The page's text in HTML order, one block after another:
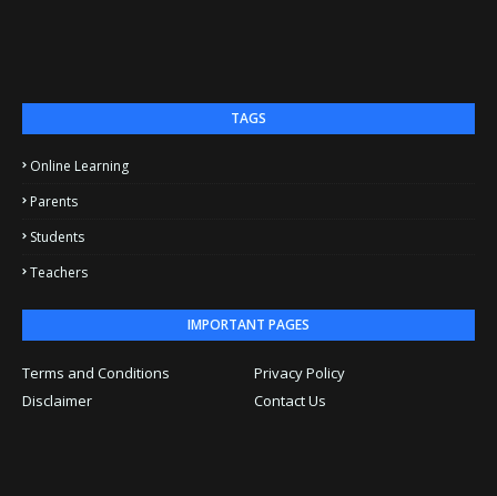
TAGS
Online Learning
Parents
Students
Teachers
IMPORTANT PAGES
Terms and Conditions
Privacy Policy
Disclaimer
Contact Us